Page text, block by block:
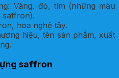
Vàng, đỏ, tím (những màu
saffron).
hoa nghệ tây.
hiệu, tên sản phẩm, xuất
saffron